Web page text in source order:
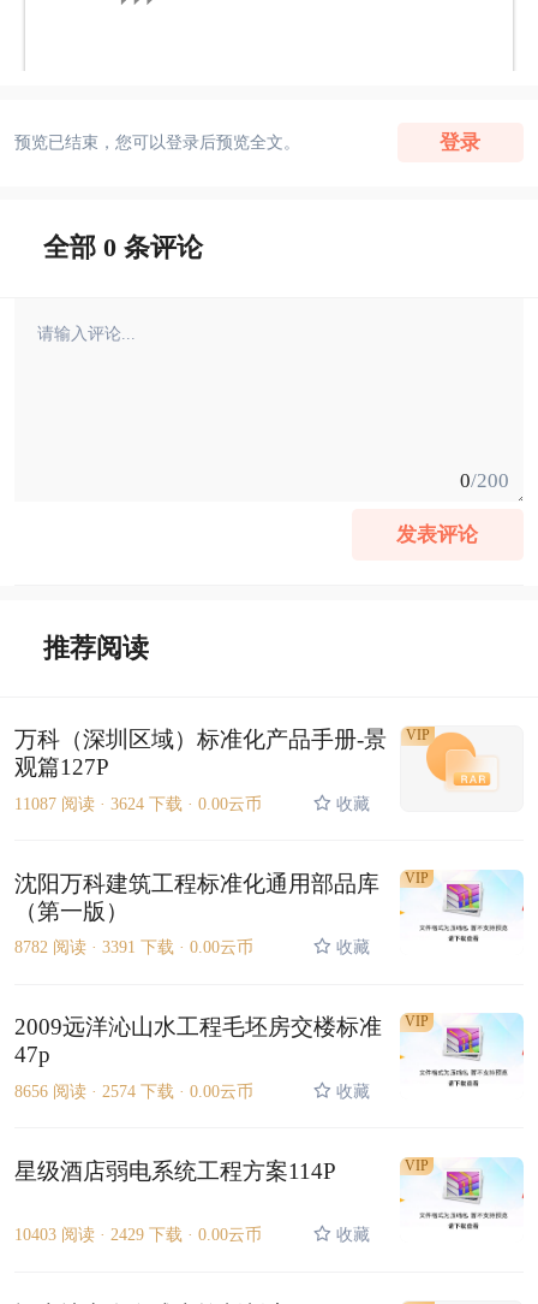
预览已结束，您可以登录后预览全文。 登录
全部 0 条评论
0/200
发表评论
推荐阅读
万科（深圳区域）标准化产品手册-景
观篇127P
11087 阅读 · 3624 下载 · 0.00云币 收藏
VIP
沈阳万科建筑工程标准化通用部品库
（第一版）
8782 阅读 · 3391 下载 · 0.00云币 收藏
VIP
2009远洋沁山水工程毛坯房交楼标准
47p
8656 阅读 · 2574 下载 · 0.00云币 收藏
VIP
星级酒店弱电系统工程方案114P
10403 阅读 · 2429 下载 · 0.00云币 收藏
VIP